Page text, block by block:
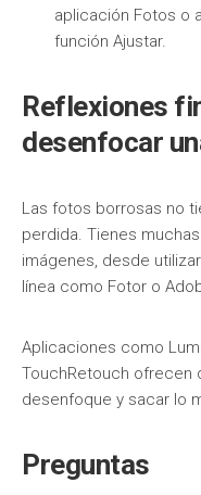
aplicación Fotos o
función Ajustar.
Reflexiones
desenfocar
Las fotos borrosas no
perdida. Tienes
imágenes, desde
línea como Fotor o
Aplicaciones como
TouchRetouch ofrecen
desenfoque y sacar lo
Preguntas